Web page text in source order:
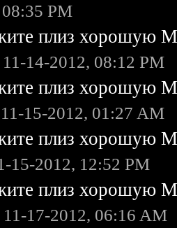
PM
плиз хорошую
11-14-2012, 08:12 PM
плиз хорошую
15-2012, 01:27 AM
плиз хорошую
15-2012, 12:52 PM
плиз хорошую
11-17-2012, 06:16 AM